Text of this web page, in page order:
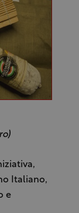
Italiano,
e